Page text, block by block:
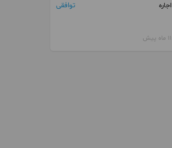
اجاره توافقی
11 ماه پیش